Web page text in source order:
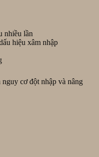
nhiều lần
hiệu xâm nhập
cơ đột nhập và nâng